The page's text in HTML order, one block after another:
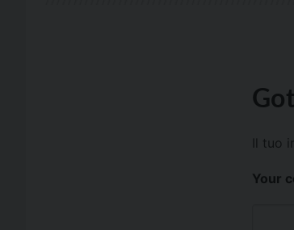
Il tuo
Your